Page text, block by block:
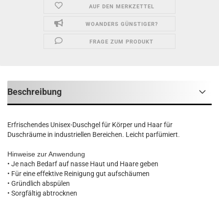
AUF DEN MERKZETTEL
WOANDERS GÜNSTIGER?
FRAGE ZUM PRODUKT
Beschreibung
Erfrischendes Unisex-Duschgel für Körper und Haar für
Duschräume in industriellen Bereichen. Leicht parfümiert
Hinweise zur Anwendung
• Je nach Bedarf auf nasse Haut und Haare geben
• Für eine effektive Reinigung gut aufschäumen
• Gründlich abspülen
• Sorgfältig abtrocknen